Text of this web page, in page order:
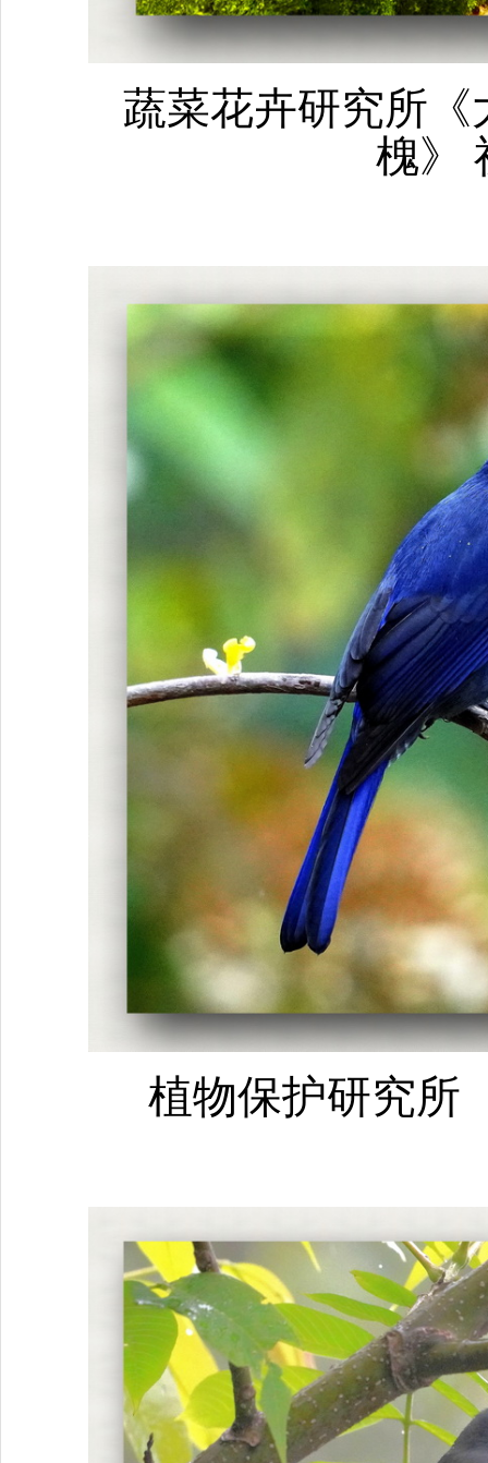
蔬菜花卉研究所
槐》
植物保护研究所